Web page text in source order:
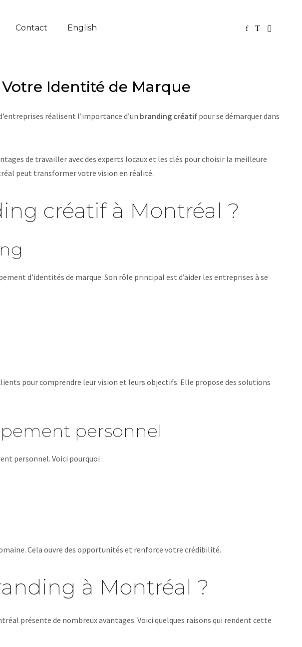
Contact English
Identité de Marque
réalisent l’importance d’un branding créatif pour se démarquer dans
de travailler avec des experts locaux et les clés pour choisir la meilleure
peut transformer votre vision en réalité.
créatif à Montréal ?
d’identités de marque. Son rôle principal est d’aider les entreprises à se
pour comprendre leur vision et leurs objectifs. Elle propose des solutions
personnel
personnel. Voici pourquoi :
Cela ouvre des opportunités et renforce votre crédibilité.
à Montréal ?
présente de nombreux avantages. Voici quelques raisons qui rendent cette